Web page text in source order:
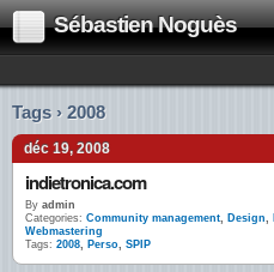
Sébastien Noguès
Tags › 2008
déc 19, 2008
indietronica.com
By admin
Categories: Community management, Design,
Webmastering
Tags: 2008, Perso, SPIP